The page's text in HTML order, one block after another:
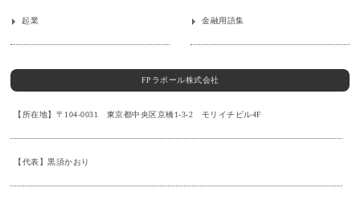
起業 金融用語集
FPラポール株式会社
【所在地】〒104-0031 東京都中央区京橋1-3-2 モリイチビル4F
【代表】黒須かおり